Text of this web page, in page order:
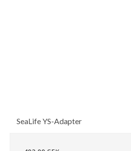
SeaLife YS-Adapter